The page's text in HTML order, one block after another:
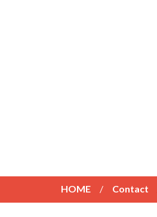
HOME Contact